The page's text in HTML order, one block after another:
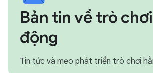
Bản tin về trò
động
Tin tức và mẹo phát triển trò chơi